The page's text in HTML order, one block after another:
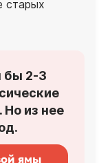
старых
бы 2-3
Но из нее
ямы